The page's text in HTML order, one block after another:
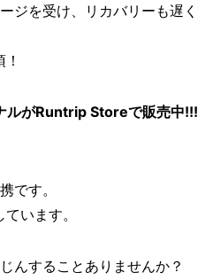
ジを受け、リカバリーも遅く
ルがRuntrip Storeで販売中!!!
です。
います。
んすることありませんか？